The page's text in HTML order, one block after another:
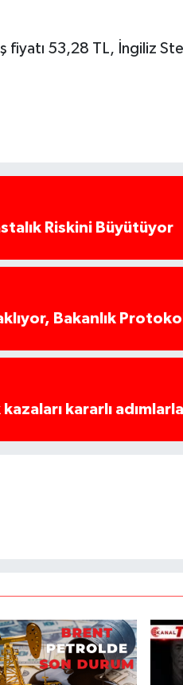
fiyatı 53,28 TL, İngiliz
Riskini Büyütüyor
Bakanlık
kazaları kararlı